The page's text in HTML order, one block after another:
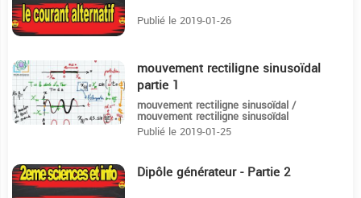
Publié le 2019-01-26
20:44 mouvement rectiligne sinusoïdal
partie 1
mouvement rectiligne sinusoïdal /
mouvement rectiligne sinusoïdal
Publié le 2019-01-25
38:26 Dipôle générateur - Partie 2